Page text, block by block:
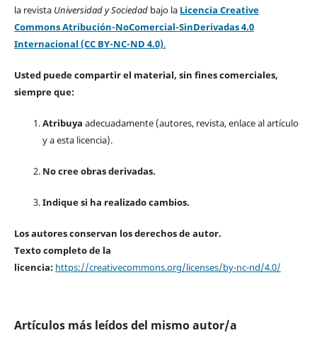
la revista Universidad y Sociedad bajo la Licencia Creative
Commons Atribución-NoComercial-SinDerivadas 4.0
Internacional (CC BY-NC-ND 4.0).
Usted puede compartir el material, sin fines comerciales,
siempre que:
Atribuya adecuadamente (autores, revista, enlace al artículo
y a esta licencia).
No cree obras derivadas.
Indique si ha realizado cambios.
Los autores conservan los derechos de autor.
Texto completo de la
licencia: https://creativecommons.org/licenses/by-nc-nd/4.0/
Artículos más leídos del mismo autor/a